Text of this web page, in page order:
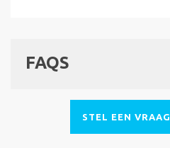
FAQS
STEL EEN VRAAG